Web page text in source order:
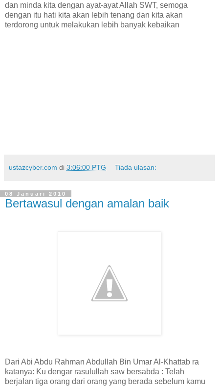
dan minda kita dengan ayat-ayat Allah SWT, semoga
dengan itu hati kita akan lebih tenang dan kita akan
terdorong untuk melakukan lebih banyak kebaikan
ustazcyber.com di 3:06:00 PTG Tiada ulasan:
08 Januari 2010
Bertawasul dengan amalan baik
Dari Abi Abdu Rahman Abdullah Bin Umar Al-Khattab ra
katanya: Ku dengar rasulullah saw bersabda : Telah
berjalan tiga orang dari orang yang berada sebelum kamu